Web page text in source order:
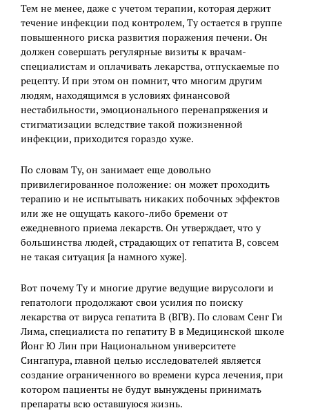
Тем не менее, даже с учетом терапии, которая держит
течение инфекции под контролем, Ту остается в группе
повышенного риска развития поражения печени. Он
должен совершать регулярные визиты к врачам-
специалистам и оплачивать лекарства, отпускаемые по
рецепту. И при этом он помнит, что многим другим
людям, находящимся в условиях финансовой
нестабильности, эмоционального перенапряжения и
стигматизации вследствие такой пожизненной
инфекции, приходится гораздо хуже.
По словам Ту, он занимает еще довольно
привилегированное положение: он может проходить
терапию и не испытывать никаких побочных эффектов
или же не ощущать какого-либо бремени от
ежедневного приема лекарств. Он утверждает, что у
большинства людей, страдающих от гепатита В, совсем
не такая ситуация [а намного хуже].
Вот почему Ту и многие другие ведущие вирусологи и
гепатологи продолжают свои усилия по поиску
лекарства от вируса гепатита В (ВГВ). По словам Сенг Ги
Лима, специалиста по гепатиту В в Медицинской школе
Йонг Ю Лин при Национальном университете
Сингапура, главной целью исследователей является
создание ограниченного во времени курса лечения, при
котором пациенты не будут вынуждены принимать
препараты всю оставшуюся жизнь.